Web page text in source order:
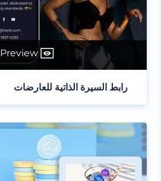
Preview
رابط السيرة الذاتية للعارضات